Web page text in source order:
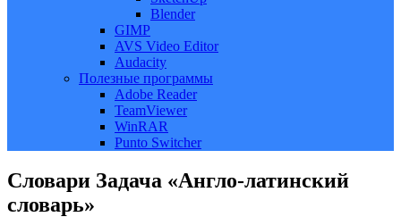
Blender
GIMP
AVS Video Editor
Audacity
Полезные программы
Adobe Reader
TeamViewer
WinRAR
Punto Switcher
Словари Задача «Англо-латинский
словарь»